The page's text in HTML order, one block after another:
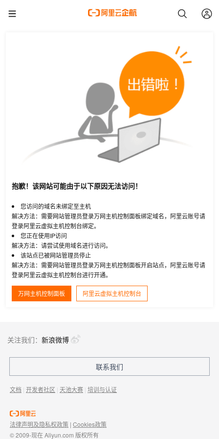
抱歉！该网站可能由于以下原因无法访问！
您访问的域名未绑定至主机
解决方法：需要网站管理员登录万网主机控制面板绑定域名，阿里云账号请
登录阿里云虚拟主机控制台绑定。
您正在使用IP访问
解决方法：请尝试使用域名进行访问。
该站点已被网站管理员停止
解决方法：需要网站管理员登录万网主机控制面板开启站点，阿里云账号请
登录阿里云虚拟主机控制台进行开通。
万网主机控制面板 阿里云虚拟主机控制台